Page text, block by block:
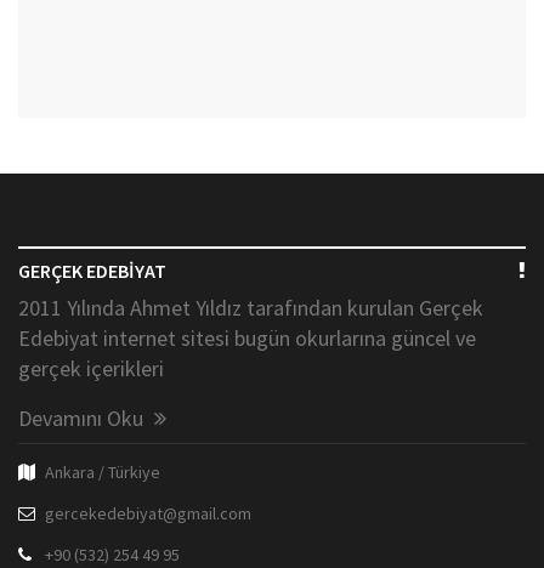
GERÇEK EDEBİYAT
2011 Yılında Ahmet Yıldız tarafından kurulan Gerçek
Edebiyat internet sitesi bugün okurlarına güncel ve
gerçek içerikleri
Devamını Oku
Ankara / Türkiye
gercekedebiyat@gmail.com
+90 (532) 254 49 95